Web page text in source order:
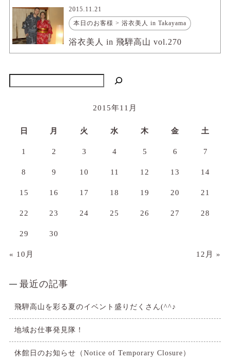
2015.11.21
本日のお客様 > 浴衣美人 in Takayama
浴衣美人 in 飛騨高山 vol.270
2015年11月
日 月 火 水 木 金 土
1 2 3 4 5 6 7
8 9 10 11 12 13 14
15 16 17 18 19 20 21
22 23 24 25 26 27 28
29 30
« 10月 12月 »
最近の記事
飛騨高山を彩る夏のイベント盛りだくさん(^^♪
地域お仕事発見隊！
休館日のお知らせ（Notice of Temporary Closure）